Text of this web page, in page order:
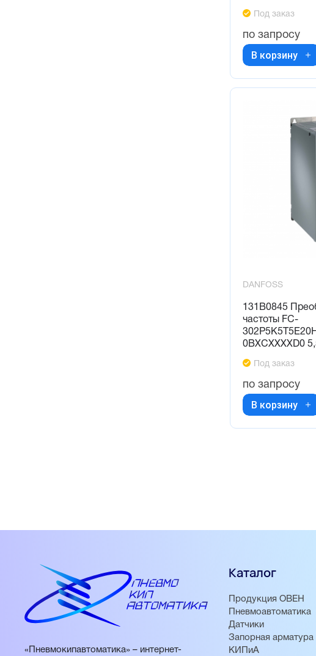
Под заказ
по запросу
В корзину
DANFOSS
131B0845
частоты FC-
0BXCXXXXD0
Под заказ
по запросу
В корзину
«Пневмокипавтоматика» – интернет-
Каталог
Продукция ОВЕН
Пневмоавтоматика
Датчики
Запорная арматура
КИПиА